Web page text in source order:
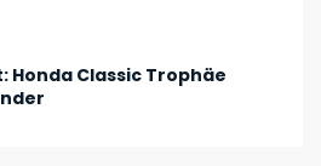
Classic Trophäe